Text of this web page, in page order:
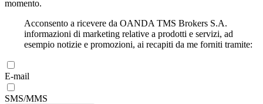
momento.
Acconsento a ricevere da OANDA TMS Brokers S.A.
informazioni di marketing relative a prodotti e servizi, ad
esempio notizie e promozioni, ai recapiti da me forniti tramite:
E-mail
SMS/MMS